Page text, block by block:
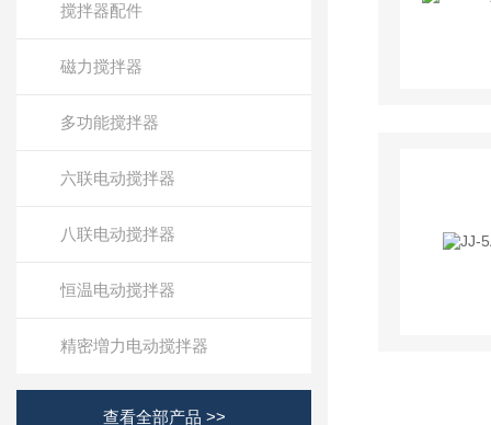
搅拌器配件
磁力搅拌器
多功能搅拌器
六联电动搅拌器
八联电动搅拌器
恒温电动搅拌器
精密増力电动搅拌器
查看全部产品 >>